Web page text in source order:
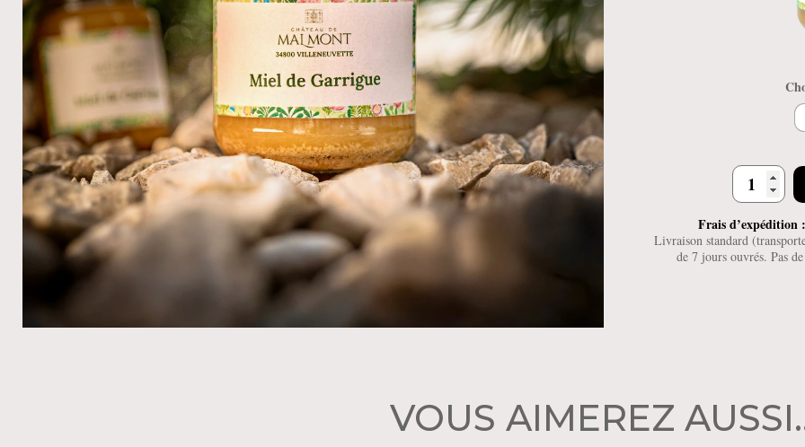
quantité
de
Miel
de
Garrigue
Frais d’expédition
Livraison standard
de 7 jours ouvrés. Pas
VOUS AIMEREZ